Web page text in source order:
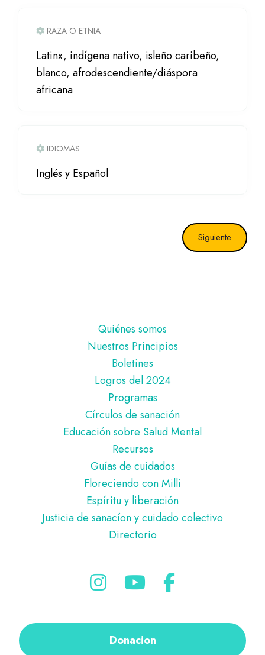
RAZA O ETNIA
Latinx, indígena nativo, isleño caribeño,
blanco, afrodescendiente/diáspora
africana
IDIOMAS
Inglés y Español
Siguiente
Quiénes somos
Nuestros Principios
Boletines
Logros del 2024
Programas
Círculos de sanación
Educación sobre Salud Mental
Recursos
Guías de cuidados
Floreciendo con Milli
Espíritu y liberación
Justicia de sanacíon y cuidado colectivo
Directorio
Donacion